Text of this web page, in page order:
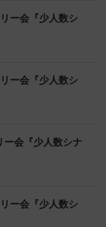
ー会『少人数シ
ー会『少人数シ
ー会『少人数シナ
ー会『少人数シ